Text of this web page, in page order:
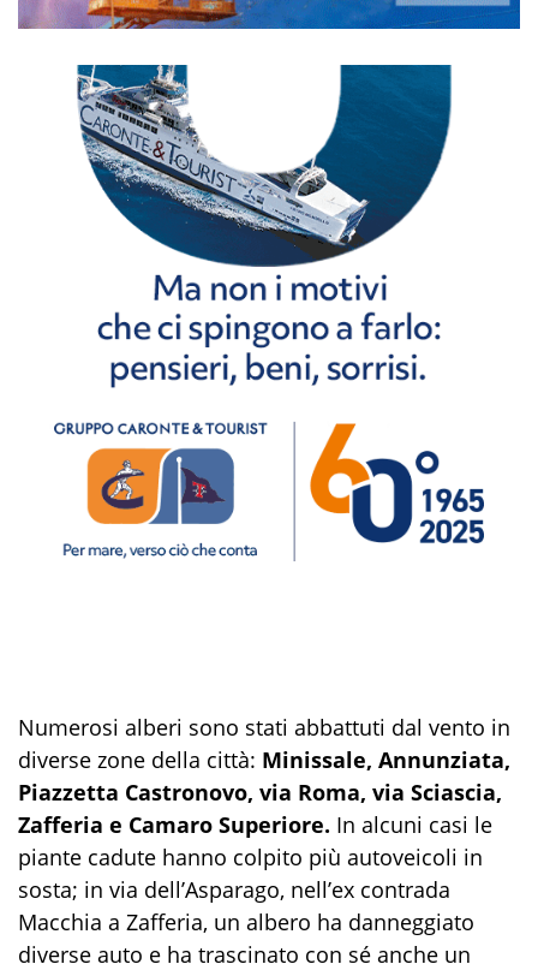
Numerosi alberi sono stati abbattuti dal vento in
diverse zone della città: Minissale, Annunziata,
Piazzetta Castronovo, via Roma, via Sciascia,
Zafferia e Camaro Superiore. In alcuni casi le
piante cadute hanno colpito più autoveicoli in
sosta; in via dell’Asparago, nell’ex contrada
Macchia a Zafferia, un albero ha danneggiato
diverse auto e ha trascinato con sé anche un